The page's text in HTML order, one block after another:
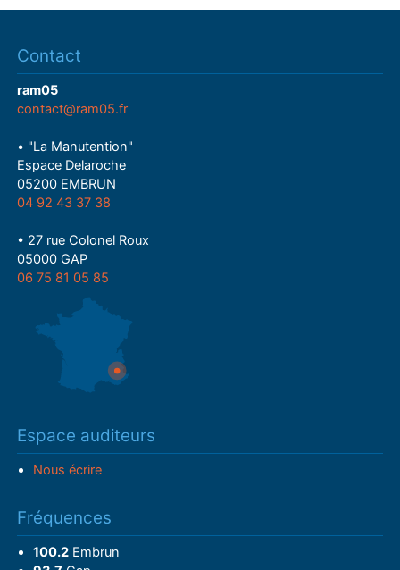
Contact
ram05
contact@ram05.fr
• "La Manutention"
Espace Delaroche
05200 EMBRUN
04 92 43 37 38
• 27 rue Colonel Roux
05000 GAP
06 75 81 05 85
Espace auditeurs
Nous écrire
Fréquences
100.2Embrun